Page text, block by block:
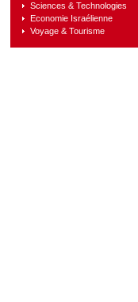
Sciences & Technologies
Economie Israélienne
Voyage & Tourisme